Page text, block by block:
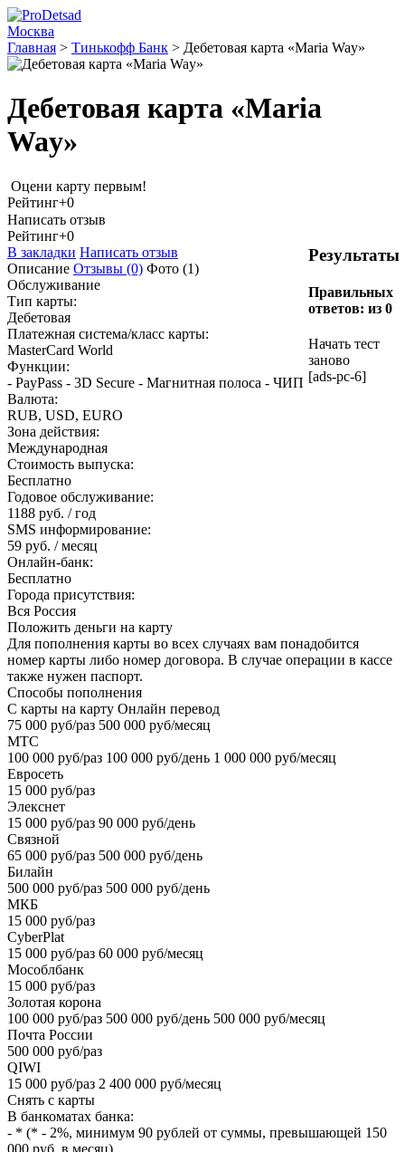
Москва
Главная > Тинькофф Банк > Дебетовая карта «Maria Way»
Дебетовая карта «Maria
Way»
Оцени карту первым!
Рейтинг+0
Написать отзыв
Результаты
Правильных
ответов: из 0
Начать тест
заново
[ads-pc-6]
Рейтинг+0
В закладки Написать отзыв
Описание Отзывы (0) Фото (1)
Обслуживание
Тип карты:
Дебетовая
Платежная система/класс карты:
MasterCard World
Функции:
- PayPass - 3D Secure - Магнитная полоса - ЧИП
Валюта:
RUB, USD, EURO
Зона действия:
Международная
Стоимость выпуска:
Бесплатно
Годовое обслуживание:
1188 руб. / год
SMS информирование:
59 руб. / месяц
Онлайн-банк:
Бесплатно
Города присутствия:
Вся Россия
Положить деньги на карту
Для пополнения карты во всех случаях вам понадобится
номер карты либо номер договора. В случае операции в кассе
также нужен паспорт.
Способы пополнения
С карты на карту Онлайн перевод
75 000 руб/раз 500 000 руб/месяц
МТС
100 000 руб/раз 100 000 руб/день 1 000 000 руб/месяц
Евросеть
15 000 руб/раз
Элекснет
15 000 руб/раз 90 000 руб/день
Связной
65 000 руб/раз 500 000 руб/день
Билайн
500 000 руб/раз 500 000 руб/день
МКБ
15 000 руб/раз
CyberPlat
15 000 руб/раз 60 000 руб/месяц
Мособлбанк
15 000 руб/раз
Золотая корона
100 000 руб/раз 500 000 руб/день 500 000 руб/месяц
Почта России
500 000 руб/раз
QIWI
15 000 руб/раз 2 400 000 руб/месяц
Снять с карты
В банкоматах банка:
- * (* - 2%, минимум 90 рублей от суммы, превышающей 150